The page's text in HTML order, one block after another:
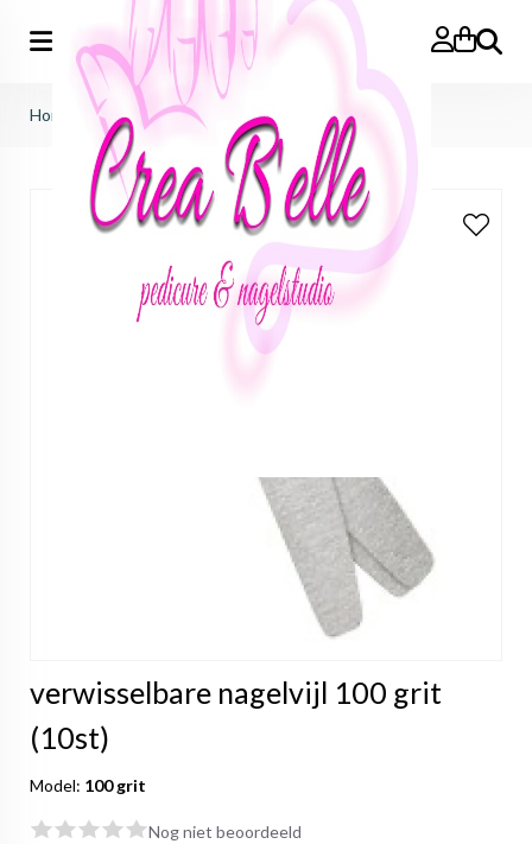
Zoeken
Home verwisselbare nagelvijl 100 grit (10st)
verwisselbare nagelvijl 100 grit
(10st)
Model: 100 grit
Nog niet beoordeeld